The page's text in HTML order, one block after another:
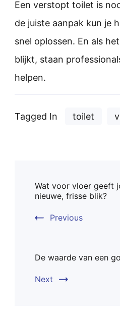
Een verstopt toilet is
de juiste aanpak kun je
snel oplossen. En als
blijkt, staan
helpen.
Tagged In toilet
Navigation
Wat voor vloer geeft
nieuwe, frisse blik?
Previous
De waarde van een
Next